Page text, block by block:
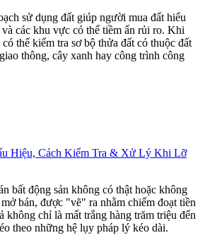
sử dụng đất giúp người mua đất hiểu
các khu vực có thể tiềm ẩn rủi ro. Khi
thể kiểm tra sơ bộ thửa đất có thuộc đất
thông, cây xanh hay công trình công
Hiệu, Cách Kiểm Tra & Xử Lý Khi Lỡ
bất động sản không có thật hoặc không
bán, được "vẽ" ra nhằm chiếm đoạt tiền
không chỉ là mất trắng hàng trăm triệu đến
theo những hệ lụy pháp lý kéo dài.